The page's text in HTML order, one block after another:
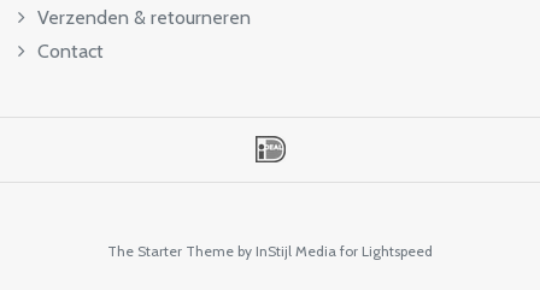
Verzenden & retourneren
Contact
The Starter Theme by InStijl Media for Lightspeed